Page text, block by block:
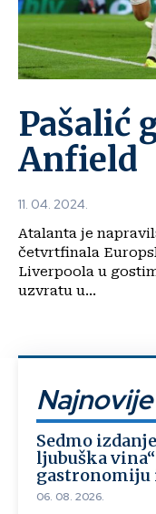
Pašalić
Anfield
11. 04. 2024.
Atalanta je
četvrtfinala
Liverpoola u gostima 3:0. Veliki posao
uzvratu u...
Najnovije
Sedmo
ljubuška
gastronomiju
06. 08. 2026.